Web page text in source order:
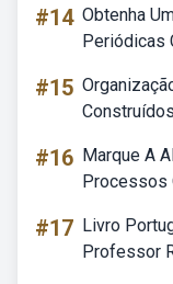
#14 Obtenha
Periódicas
#15
#16 Marque A
Processos
#17 Livro
Professor